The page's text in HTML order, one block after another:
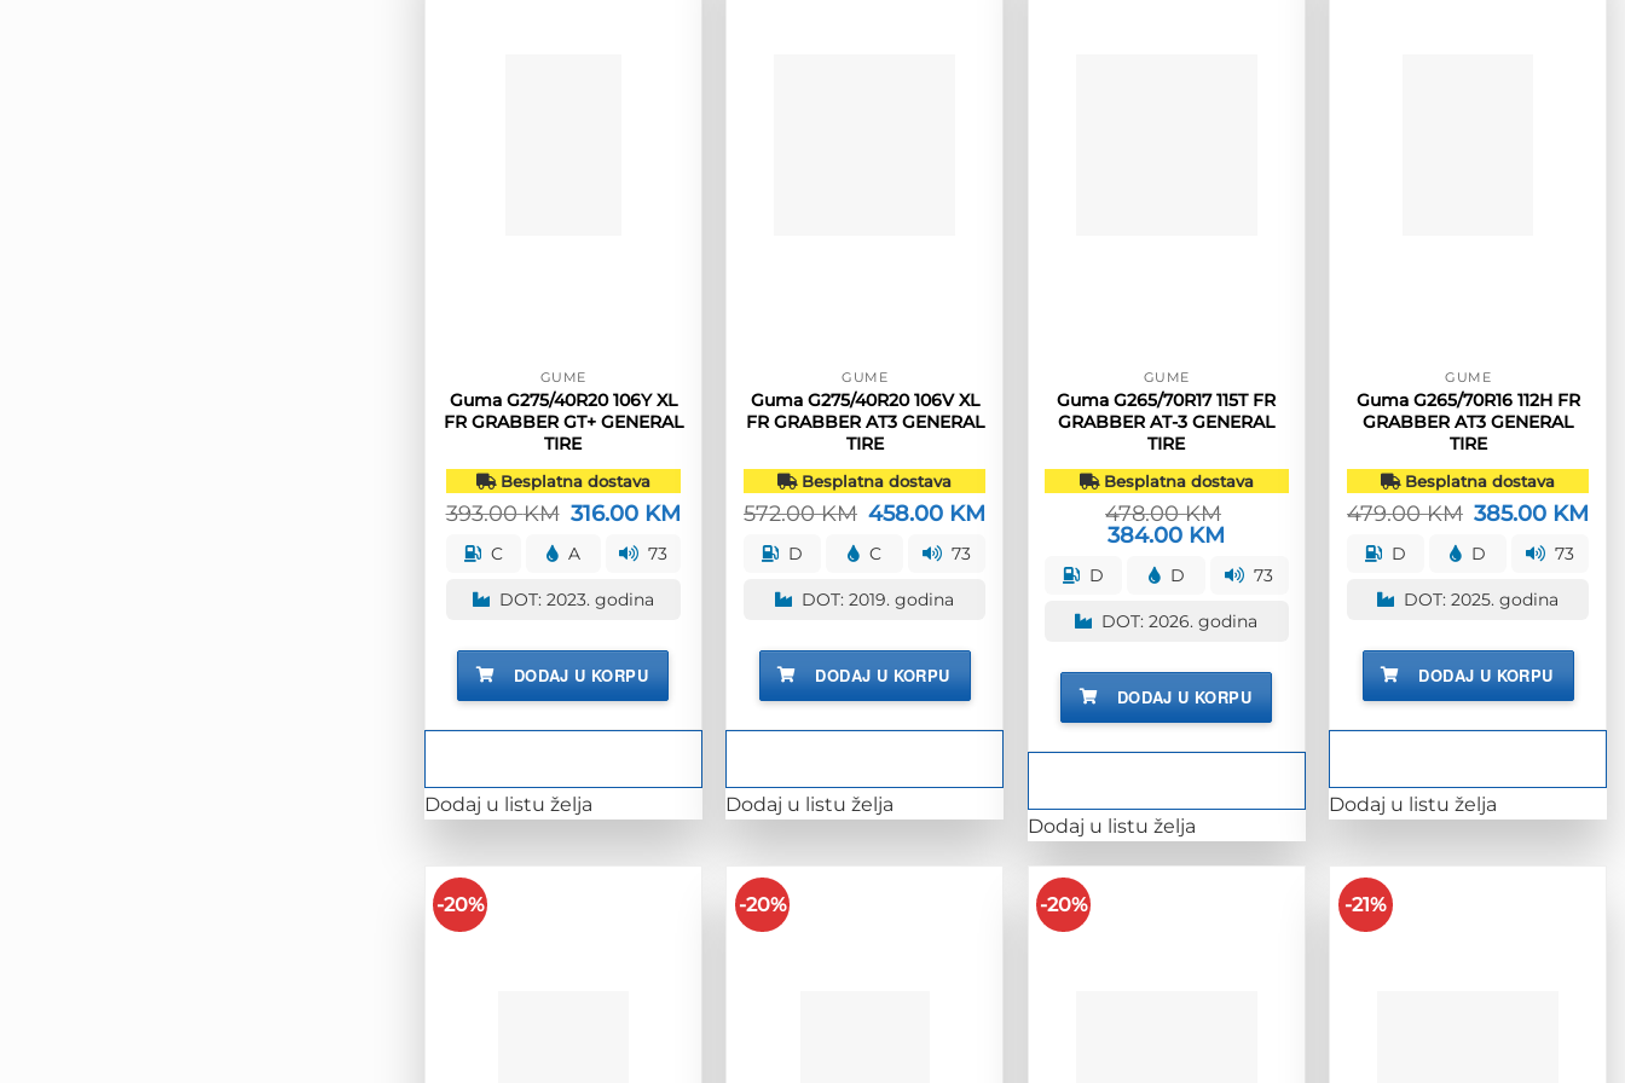
GUME
Guma G275/40R20 106Y XL
FR GRABBER GT+ GENERAL
TIRE
Besplatna dostava
393.00KM Izvorna
cijena
bila
je:
316.00 KM Trenutna
316.00 KM.
C A 73
DOT: 2023. godina
DODAJ U KORPU
Dodaj u listu želja
GUME
Guma G275/40R20 106V XL
FR GRABBER AT3 GENERAL
TIRE
Besplatna dostava
572.00KM Izvorna
cijena
bila
je:
458.00 KM
D C 73
DOT: 2019. godina
DODAJ U KORPU
Dodaj u listu želja
GUME
Guma G265/70R17 115T FR
GRABBER AT-3 GENERAL
TIRE
Besplatna dostava
478.00KM
Izvorna
cijena
384.00 KM
je:
384.00 KM.
D D 73
DOT: 2026. godina
DODAJ U KORPU
Dodaj u listu želja
GUME
Guma G265/70R16 112H FR
GRABBER AT3 GENERAL
TIRE
Besplatna dostava
479.00KM Izvorna
cijena
bila
je:
385.00 KM
D D 73
DOT: 2025. godina
DODAJ U KORPU
Dodaj u listu želja
-20% -20% -20% -21%